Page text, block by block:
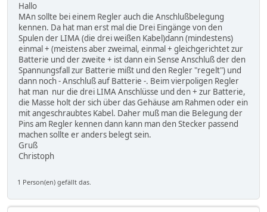
Hallo
MAn sollte bei einem Regler auch die Anschlußbelegung
kennen. Da hat man erst mal die Drei Eingänge von den
Spulen der LIMA (die drei weißen Kabel)dann (mindestens)
einmal + (meistens aber zweimal, einmal + gleichgerichtet zur
Batterie und der zweite + ist dann ein Sense Anschluß der den
Spannungsfall zur Batterie mißt und den Regler "regelt") und
dann noch - Anschluß auf Batterie -. Beim vierpoligen Regler
hat man nur die drei LIMA Anschlüsse und den + zur Batterie,
die Masse holt der sich über das Gehäuse am Rahmen oder ein
mit angeschraubtes Kabel. Daher muß man die Belegung der
Pins am Regler kennen dann kann man den Stecker passend
machen sollte er anders belegt sein.
Gruß
Christoph
1 Person(en) gefällt das.